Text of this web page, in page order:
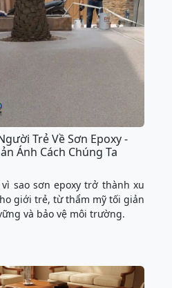
Trẻ Về Sơn Epoxy -
Ánh Cách Chúng Ta
sao sơn epoxy trở thành xu
giới trẻ, từ thẩm mỹ tối giản
và bảo vệ môi trường.